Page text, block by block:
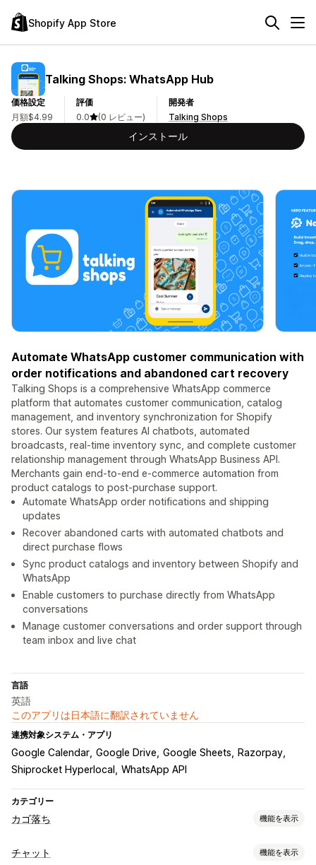
Shopify App Store
Talking Shops: WhatsApp Hub
価格設定
月額$4.99
評価
0.0
(0 レビュー)
開発者
Talking Shops
インストール
Automate WhatsApp customer communication with
order notifications and abandoned cart recovery
Talking Shops is a comprehensive WhatsApp commerce
platform that automates customer communication, catalog
management, and inventory synchronization for Shopify
stores. Our system features AI chatbots, automated
broadcasts, real-time inventory sync, and complete customer
relationship management through WhatsApp Business API.
Merchants gain end-to-end e-commerce automation from
product catalogs to post-purchase support.
Automate WhatsApp order notifications and shipping
updates
Recover abandoned carts with automated chatbots and
direct purchase flows
Sync product catalogs and inventory between Shopify and
WhatsApp
Enable customers to purchase directly from WhatsApp
conversations
Manage customer conversations and order support through
team inbox and live chat
言語
英語
このアプリは日本語に翻訳されていません
連携対象システム・アプリ
Google Calendar Google Drive Google Sheets
Razorpay
Shiprocket Hyperlocal
WhatsApp API
カテゴリー
カゴ落ち 機能を表示
カートリカバリー
チャット 機能を表示